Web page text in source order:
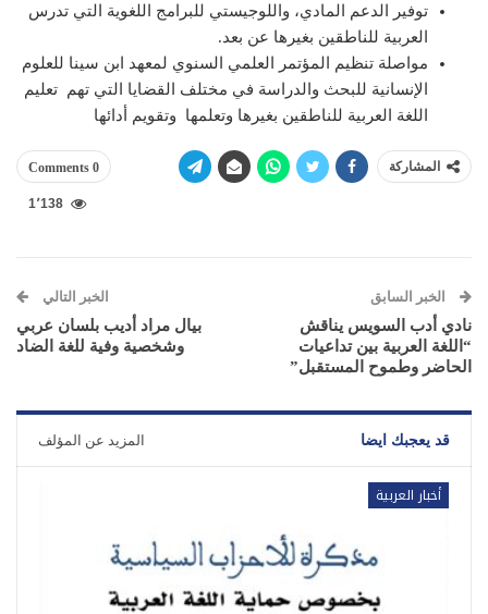
توفير الدعم المادي، واللوجيستي للبرامج اللغوية التي تدرس
العربية للناطقين بغيرها عن بعد.
مواصلة تنظيم المؤتمر العلمي السنوي لمعهد ابن سينا للعلوم
الإنسانية للبحث والدراسة في مختلف القضايا التي تهم تعليم
اللغة العربية للناطقين بغيرها وتعلمها وتقويم أدائها
المشاركة 0 Comments
1٬138
الخبر السابق
نادي أدب السويس يناقش
“اللغة العربية بين تداعيات
الحاضر وطموح المستقبل”
الخبر التالي
بيال مراد أديب بلسان عربي
وشخصية وفية للغة الضاد
قد يعجبك ايضا المزيد عن المؤلف
أخبار العربية